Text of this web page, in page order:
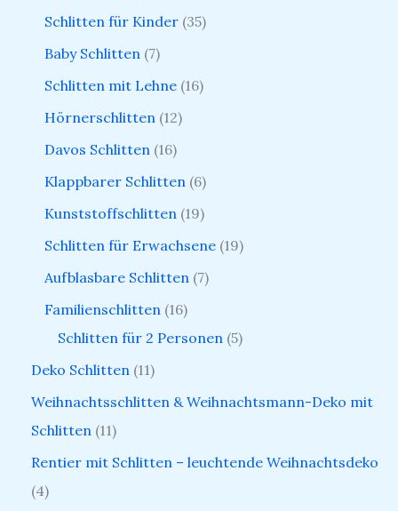
Schlitten für Kinder 35
Baby Schlitten 7
Schlitten mit Lehne 16
Hörnerschlitten 12
Davos Schlitten 16
Klappbarer Schlitten 6
Kunststoffschlitten 19
Schlitten für Erwachsene 19
Aufblasbare Schlitten 7
Familienschlitten 16
Schlitten für 2 Personen 5
Deko Schlitten 11
Weihnachtsschlitten & Weihnachtsmann-Deko mit
Schlitten 11
Rentier mit Schlitten – leuchtende Weihnachtsdeko
4